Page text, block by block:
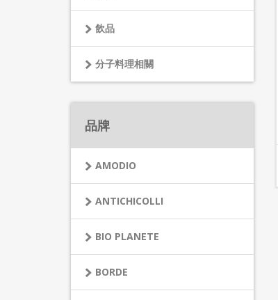
飲品
分子料理相關
品牌
AMODIO
ANTICHICOLLI
BIO PLANETE
BORDE
總統牌動物性鮮奶油(200毫升)
UHT CREAM 35.1% 0.2LITX24
PDTD0020